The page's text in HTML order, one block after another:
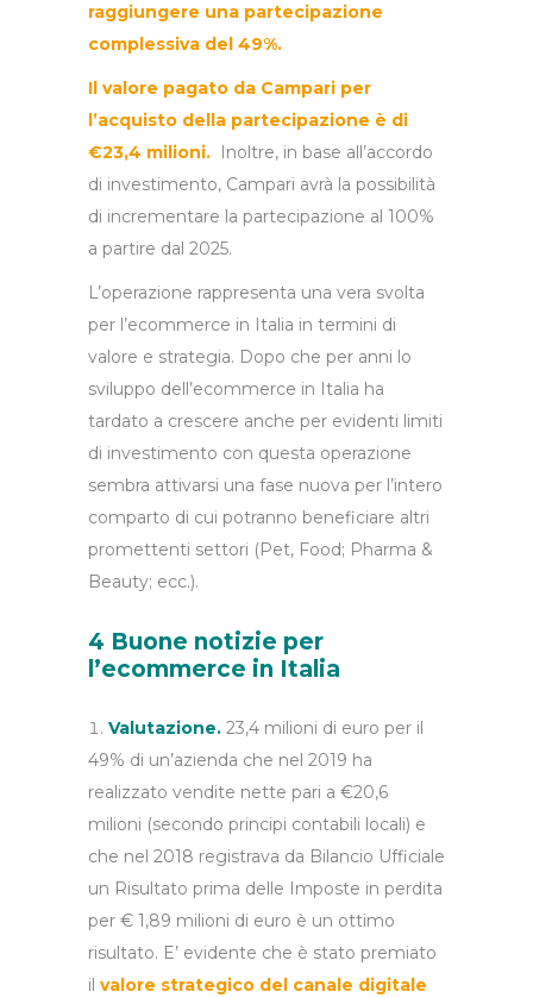
raggiungere una partecipazione
complessiva del 49%.
Il valore pagato da Campari per
l’acquisto della partecipazione è di
€23,4 milioni.
Inoltre, in base all’accordo
di investimento, Campari avrà la possibilità
di incrementare la partecipazione al 100%
a partire dal 2025.
L’operazione rappresenta una vera svolta
per l’ecommerce in Italia in termini di
valore e strategia. Dopo che per anni lo
sviluppo dell’ecommerce in Italia ha
tardato a crescere anche per evidenti limiti
di investimento con questa operazione
sembra attivarsi una fase nuova per l’intero
comparto di cui potranno beneficiare altri
promettenti settori (Pet, Food; Pharma &
Beauty; ecc.).
4 Buone notizie per
l’ecommerce in Italia
Valutazione. 23,4 milioni di euro per il
49% di un’azienda che nel 2019 ha
realizzato vendite nette pari a €20,6
milioni (secondo principi contabili locali) e
che nel 2018 registrava da Bilancio Ufficiale
un Risultato prima delle Imposte in perdita
per € 1,89 milioni di euro è un ottimo
risultato. E’ evidente che è stato premiato
il valore strategico del canale digitale